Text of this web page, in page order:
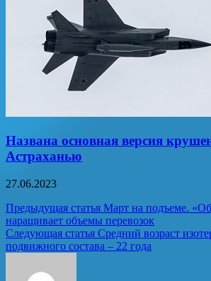
Названа основная версия
Астраханью
27.06.2023
Навигация
по
записям
Предыдущая статья Март на подъеме.
наращивает объемы перевозок
Следующая статья Средний возраст
подвижного состава – 22 года